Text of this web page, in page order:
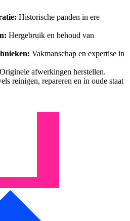
Historische panden in ere
Hergebruik en behoud van
Vakmanschap en expertise in
afwerkingen herstellen.
reinigen, repareren en in oude staat